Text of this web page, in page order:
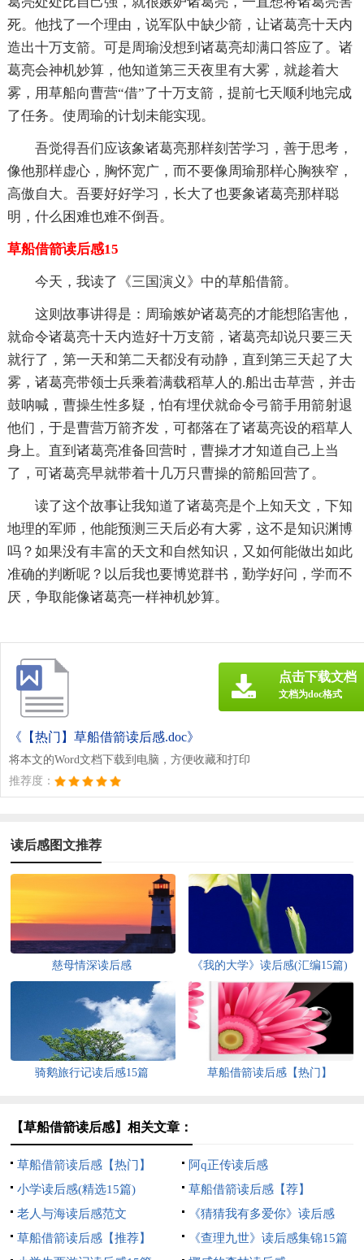
死。他找了一个理由，说军队中缺少箭，让诸葛亮十天内
造出十万支箭。可是周瑜没想到诸葛亮却满口答应了。诸
葛亮会神机妙算，他知道第三天夜里有大雾，就趁着大
雾，用草船向曹营“借”了十万支箭，提前七天顺利地完成
了任务。使周瑜的计划未能实现。
吾觉得吾们应该象诸葛亮那样刻苦学习，善于思考，
像他那样虚心，胸怀宽广，而不要像周瑜那样心胸狭窄，
高傲自大。吾要好好学习，长大了也要象诸葛亮那样聪
明，什么困难也难不倒吾。
草船借箭读后感15
今天，我读了《三国演义》中的草船借箭。
这则故事讲得是：周瑜嫉妒诸葛亮的才能想陷害他，
就命令诸葛亮十天内造好十万支箭，诸葛亮却说只要三天
就行了，第一天和第二天都没有动静，直到第三天起了大
雾，诸葛亮带领士兵乘着满载稻草人的.船出击草营，并击
鼓呐喊，曹操生性多疑，怕有埋伏就命令弓箭手用箭射退
他们，于是曹营万箭齐发，可都落在了诸葛亮设的稻草人
身上。直到诸葛亮准备回营时，曹操才才知道自己上当
了，可诸葛亮早就带着十几万只曹操的箭船回营了。
读了这个故事让我知道了诸葛亮是个上知天文，下知
地理的军师，他能预测三天后必有大雾，这不是知识渊博
吗？如果没有丰富的天文和自然知识，又如何能做出如此
准确的判断呢？以后我也要博览群书，勤学好问，学而不
厌，争取能像诸葛亮一样神机妙算。
《【热门】草船借箭读后感.doc》
将本文的Word文档下载到电脑，方便收藏和打印
推荐度：
点击下载文档
文档为doc格式
读后感图文推荐
慈母情深读后感 《我的大学》读后感(汇编15篇)
骑鹅旅行记读后感15篇 草船借箭读后感【热门】
【草船借箭读后感】相关文章：
草船借箭读后感【热门】
阿q正传读后感
小学读后感(精选15篇)
草船借箭读后感【荐】
老人与海读后感范文
《猜猜我有多爱你》读后感
草船借箭读后感【推荐】
《查理九世》读后感集锦15篇